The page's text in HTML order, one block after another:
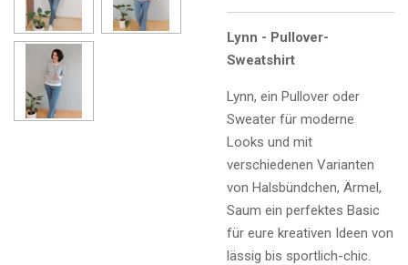
Lynn - Pullover-
Sweatshirt
Lynn, ein Pullover oder
Sweater für moderne
Looks und mit
verschiedenen Varianten
von Halsbündchen, Ärmel,
Saum ein perfektes Basic
für eure kreativen Ideen von
lässig bis sportlich-chic.